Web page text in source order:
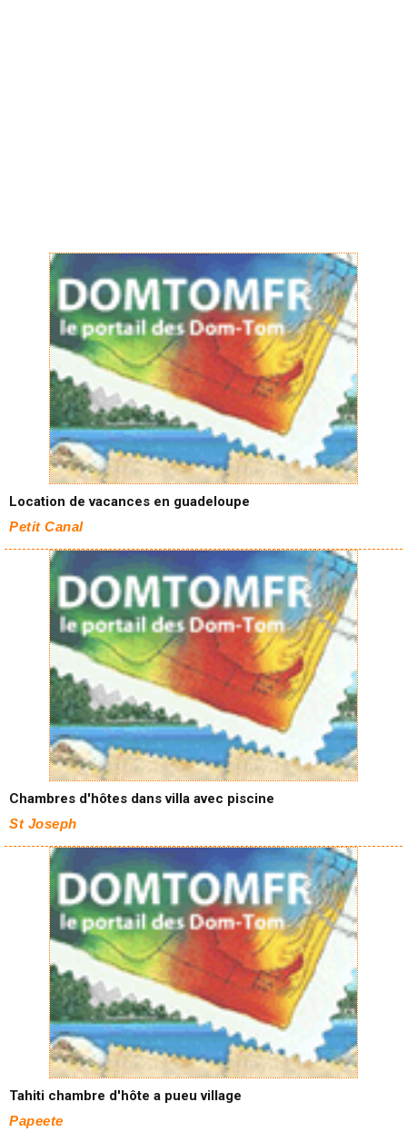
Location de vacances en guadeloupe
Petit Canal
Chambres d'hôtes dans villa avec piscine
St Joseph
Tahiti chambre d'hôte a pueu village
Papeete